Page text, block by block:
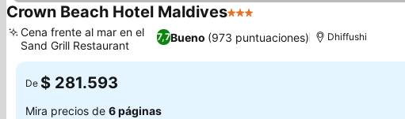
Crown Beach Hotel Maldives3 Estrellas
7,7Bueno (973 puntuaciones)
Cena frente al mar en el
Sand Grill Restaurant
Dhiffushi
De $ 281.593
Mira precios de 6 páginas